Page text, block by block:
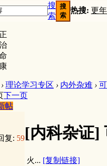
搜
索
搜
索
热搜: 更
› 理论学习专区 › 内外杂难 ›
下一页
帖
复: 59[内科杂证]
火... [复制链接]